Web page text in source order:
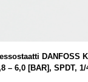
DANFOSS
– 6,0 [BAR], SPDT, 1/